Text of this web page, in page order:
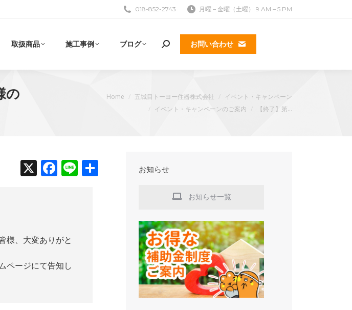
018-852-2743 月曜 – 金曜（土曜） 9 AM – 5 PM
取扱商品 施工事例 ブログ
検
お問い合わせ
の
Home 五城目トーヨー住器株式会社
イベント・キャンペーン
イベント・キャンペーンのご案内
【終了】第…
X Facebook
Line
様、大変ありがと
ページにて告知し
お知らせ
お知らせ一覧